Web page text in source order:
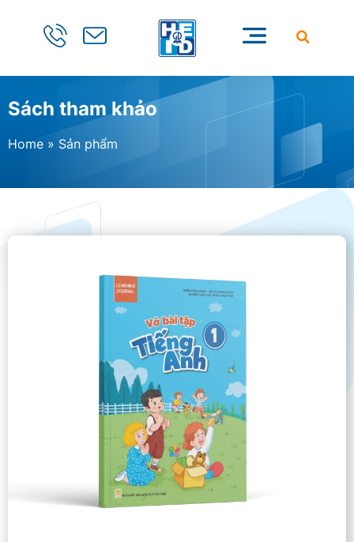
Sách tham khảo
Home » Sản phẩm